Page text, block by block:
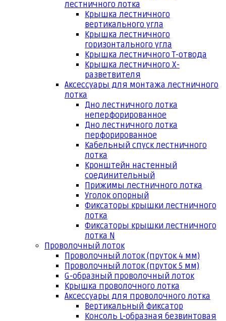
лестничного лотка
Крышка лестничного
вертикального угла
Крышка лестничного
горизонтального угла
Крышка лестничного Т-отвода
Крышка лестничного Х-
разветвителя
Аксессуары для монтажа лестничного
лотка
Дно лестничного лотка
неперфорированное
Дно лестничного лотка
перфорированное
Кабельный спуск лестничного
лотка
Кронштейн настенный
соединительный
Прижимы лестничного лотка
Уголок опорный
Фиксаторы крышки лестничного
лотка
Фиксаторы крышки лестничного
лотка N
Проволочный лоток
Проволочный лоток (пруток 4 мм)
Проволочный лоток (пруток 5 мм)
G-образный проволочный лоток
Крышка проволочного лотка
Аксессуары для проволочного лотка
Вертикальный фиксатор
Консоль L-образная безвинтовая